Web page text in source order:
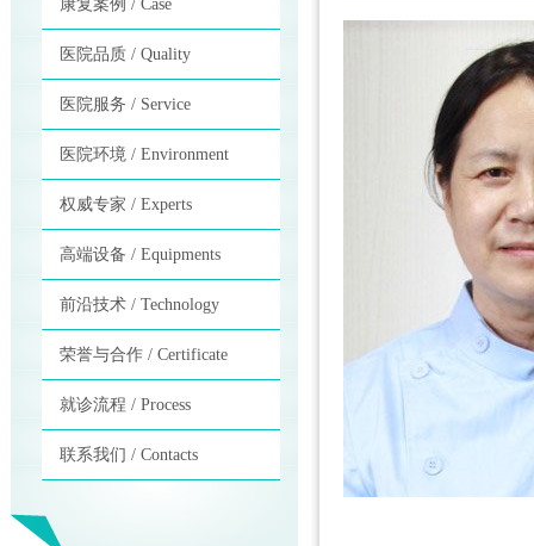
康复案例 / Case
医院品质 / Quality
医院服务 / Service
医院环境 / Environment
权威专家 / Experts
高端设备 / Equipments
前沿技术 / Technology
荣誉与合作 / Certificate
就诊流程 / Process
联系我们 / Contacts